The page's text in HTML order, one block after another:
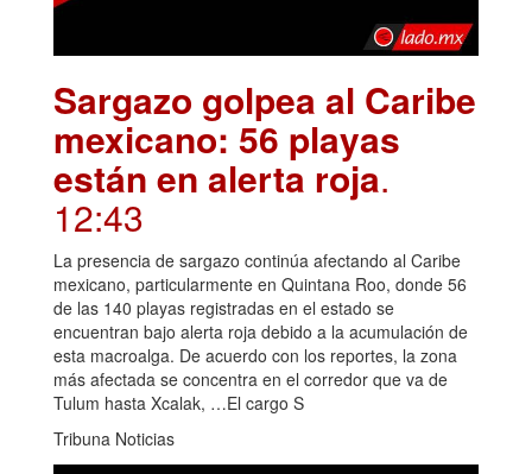
Sargazo golpea al Caribe
mexicano: 56 playas
están en alerta roja.
12:43
La presencia de sargazo continúa afectando al Caribe
mexicano, particularmente en Quintana Roo, donde 56
de las 140 playas registradas en el estado se
encuentran bajo alerta roja debido a la acumulación de
esta macroalga. De acuerdo con los reportes, la zona
más afectada se concentra en el corredor que va de
Tulum hasta Xcalak, …El cargo S
Tribuna Noticias